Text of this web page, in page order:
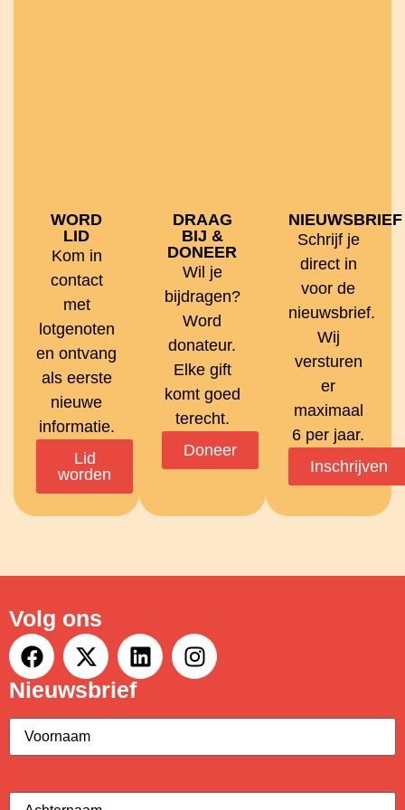
WORD
LID
Kom in
contact
met
lotgenoten
en ontvang
als eerste
nieuwe
informatie.
Lid
worden
DRAAG
BIJ &
DONEER
Wil je
bijdragen?
Word
donateur.
Elke gift
komt goed
terecht.
Doneer
NIEUWSBRIEF
Schrijf je
direct in
voor de
nieuwsbrief.
Wij
versturen
er
maximaal
6 per jaar.
Inschrijven
Volg ons
Nieuwsbrief
Voornaam
Achternaam